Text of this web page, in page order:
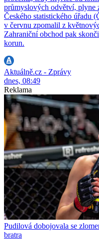
průmyslových odvětví, plyne
Českého statistického úřadu
v červnu zpomalil z
Zahraniční obchod pak
korun.
Aktuálně.cz - Zprávy
dnes, 08:49
Reklama
Pudilová dobojovala se
bratra